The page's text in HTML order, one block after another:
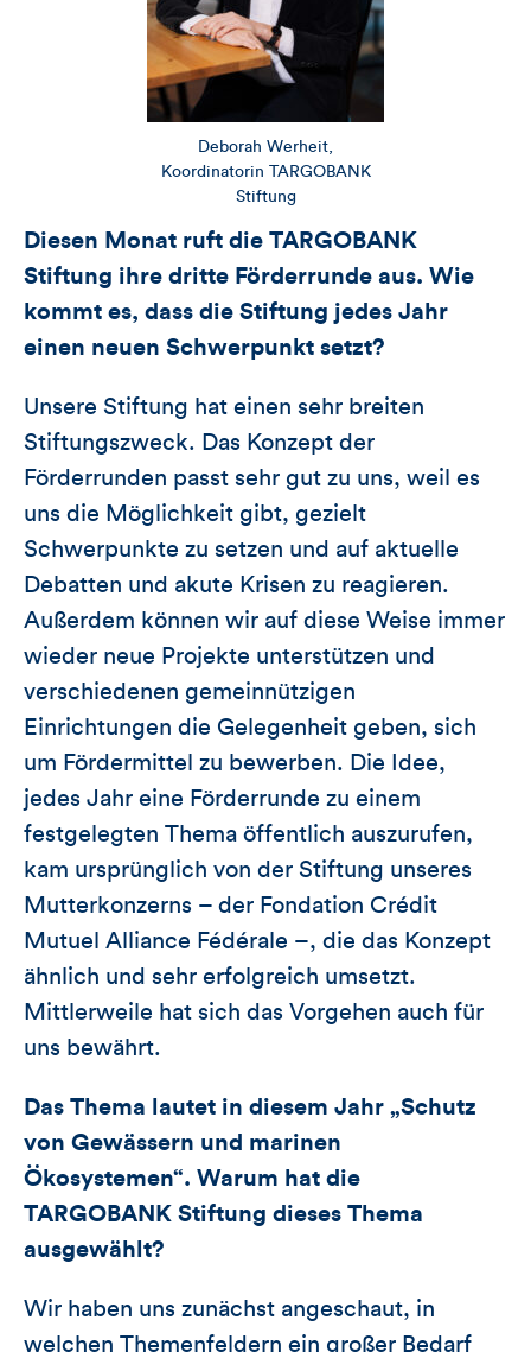
Deborah Werheit,
Koordinatorin TARGOBANK
Stiftung
Diesen Monat ruft die TARGOBANK
Stiftung ihre dritte Förderrunde aus. Wie
kommt es, dass die Stiftung jedes Jahr
einen neuen Schwerpunkt setzt?
Unsere Stiftung hat einen sehr breiten
Stiftungszweck. Das Konzept der
Förderrunden passt sehr gut zu uns, weil es
uns die Möglichkeit gibt, gezielt
Schwerpunkte zu setzen und auf aktuelle
Debatten und akute Krisen zu reagieren.
Außerdem können wir auf diese Weise immer
wieder neue Projekte unterstützen und
verschiedenen gemeinnützigen
Einrichtungen die Gelegenheit geben, sich
um Fördermittel zu bewerben. Die Idee,
jedes Jahr eine Förderrunde zu einem
festgelegten Thema öffentlich auszurufen,
kam ursprünglich von der Stiftung unseres
Mutterkonzerns – der Fondation Crédit
Mutuel Alliance Fédérale –, die das Konzept
ähnlich und sehr erfolgreich umsetzt.
Mittlerweile hat sich das Vorgehen auch für
uns bewährt.
Das Thema lautet in diesem Jahr „Schutz
von Gewässern und marinen
Ökosystemen“. Warum hat die
TARGOBANK Stiftung dieses Thema
ausgewählt?
Wir haben uns zunächst angeschaut, in
welchen Themenfeldern ein großer Bedarf